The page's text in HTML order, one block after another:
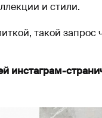
и стили.
такой запрос
инстаграм-